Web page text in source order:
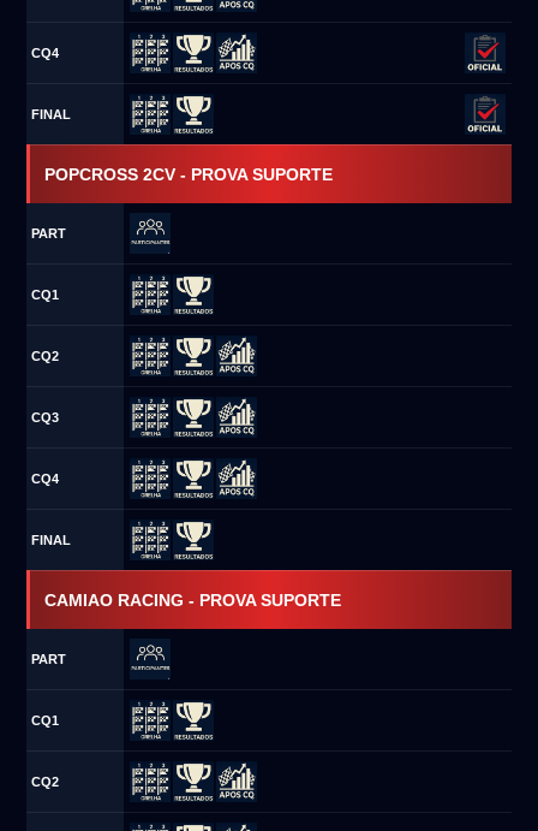
CQ4
FINAL
POPCROSS 2CV - PROVA SUPORTE
PART
CQ1
CQ2
CQ3
CQ4
FINAL
CAMIAO RACING - PROVA SUPORTE
PART
CQ1
CQ2